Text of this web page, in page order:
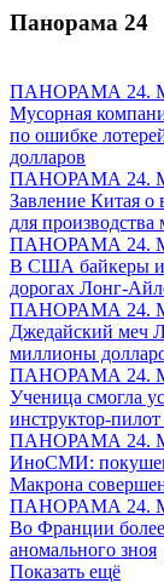
Панорама 24
ПАНОРАМА 24.
Мусорная
по ошибке
долларов
ПАНОРАМА 24.
Завление Китая
для
ПАНОРАМА 24.
В США байкеры и
дорогах Лонг-
ПАНОРАМА 24.
Джедайский меч
миллионы
ПАНОРАМА 24.
Ученица смогла
инструктор-
ПАНОРАМА 24.
ИноСМИ:
Макрона
ПАНОРАМА 24.
Во Франции
аномального зноя
Показать ещё